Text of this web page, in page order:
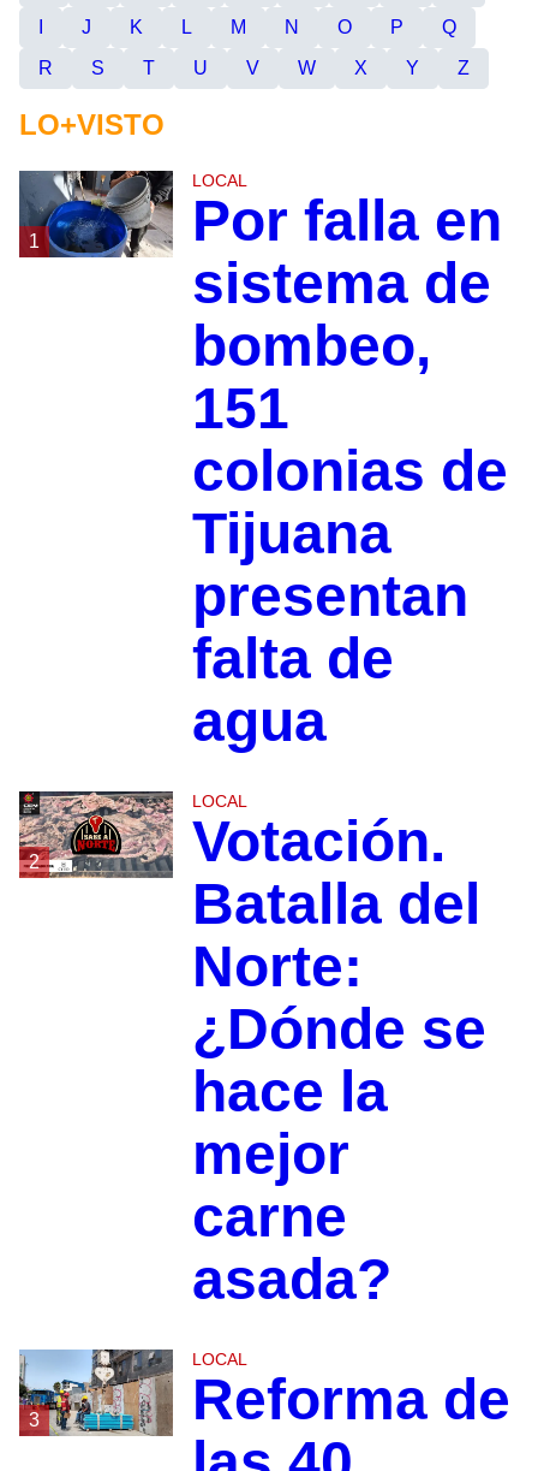
J K L M N O P
Q
R
S T U V W X Y Z
LO+VISTO
1
LOCAL
Por falla en
sistema de
bombeo,
151
colonias de
Tijuana
presentan
falta de
agua
2
LOCAL
Votación.
Batalla del
Norte:
¿Dónde se
hace la
mejor
carne
asada?
3
LOCAL
Reforma de